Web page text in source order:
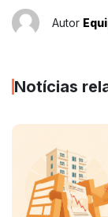
Autor
Notícias